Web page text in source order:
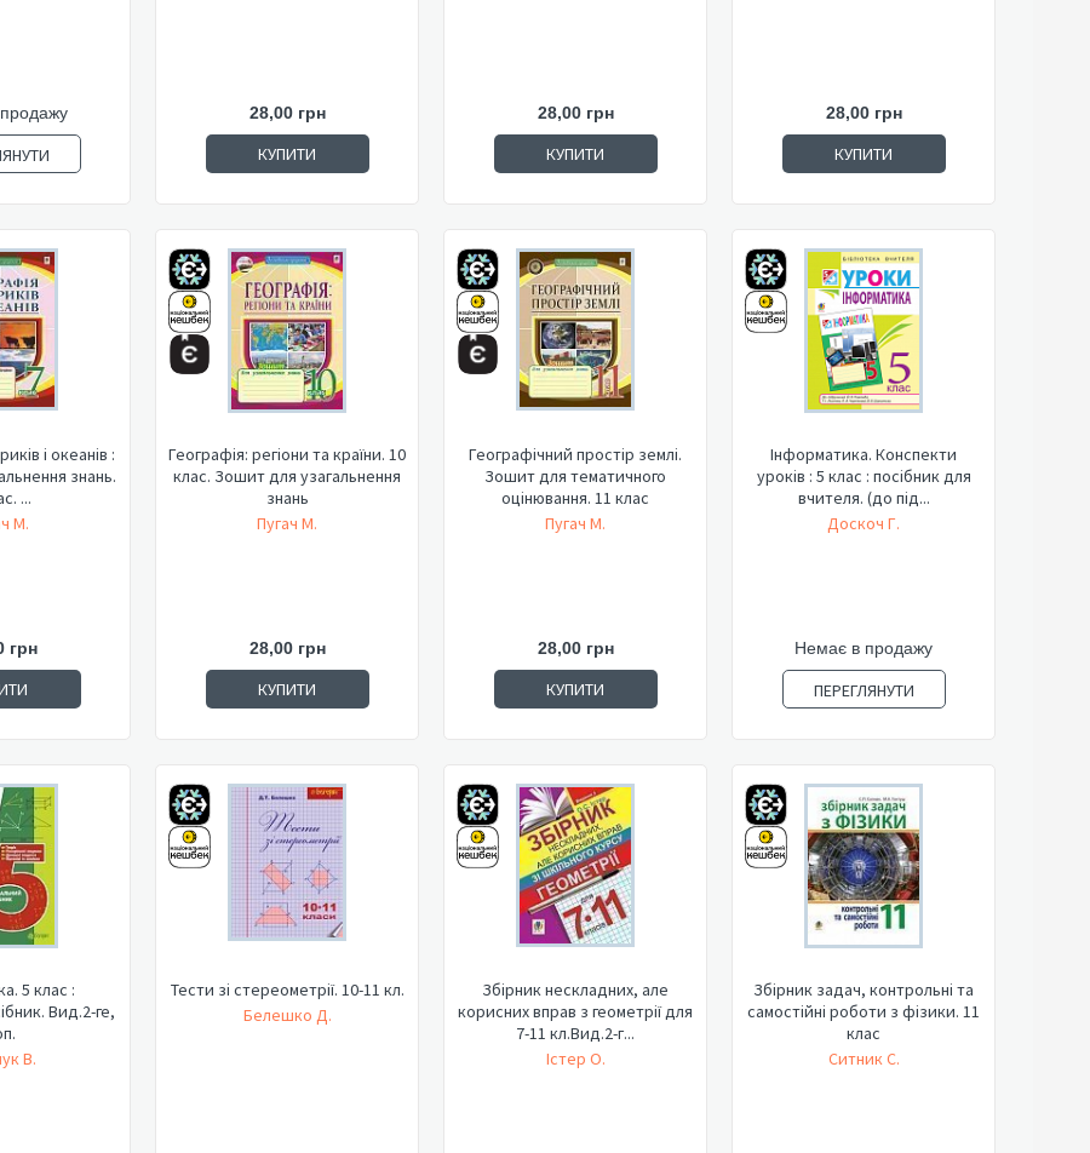
28,00 грн
КУПИТИ
28,00 грн
КУПИТИ
28,00 грн
КУПИТИ
і океанів :
знань.
...
М.
грн
Географія: регіони та країни. 10
клас. Зошит для узагальнення
знань
Пугач М.
28,00 грн
КУПИТИ
Географічний простір землі.
Зошит для тематичного
оцінювання. 11 клас
Пугач М.
28,00 грн
КУПИТИ
Інформатика. Конспекти
уроків : 5 клас : посібник для
вчителя. (до під...
Доскоч Г.
Немає в продажу
ПЕРЕГЛЯНУТИ
5 клас :
Вид.2-ге,
В.
Тести зі стереометрії. 10-11 кл.
Белешко Д.
Збірник нескладних, але
корисних вправ з геометрії для
7-11 кл.Вид.2-г...
Істер О.
Збірник задач, контрольні та
самостійні роботи з фізики. 11
клас
Ситник С.